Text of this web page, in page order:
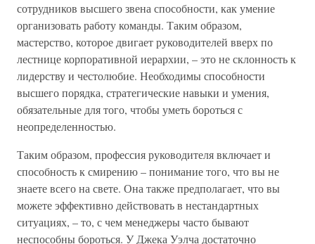
сотрудников высшего звена способности, как умение
организовать работу команды. Таким образом,
мастерство, которое двигает руководителей вверх по
лестнице корпоративной иерархии, – это не склонность к
лидерству и честолюбие. Необходимы способности
высшего порядка, стратегические навыки и умения,
обязательные для того, чтобы уметь бороться с
неопределенностью.
Таким образом, профессия руководителя включает и
способность к смирению – понимание того, что вы не
знаете всего на свете. Она также предполагает, что вы
можете эффективно действовать в нестандартных
ситуациях, – то, с чем менеджеры часто бывают
неспособны бороться. У Джека Уэлча достаточно